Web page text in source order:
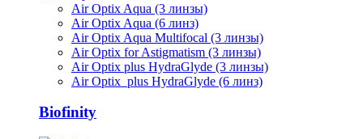
Air Optix Aqua (3 линзы)
Air Optix Aqua (6 линз)
Air Optix Aqua Multifocal (3 линзы)
Air Optix for Astigmatism (3 линзы)
Air Optix plus HydraGlyde (3 линзы)
Air Optix plus HydraGlyde (6 линз)
Biofinity